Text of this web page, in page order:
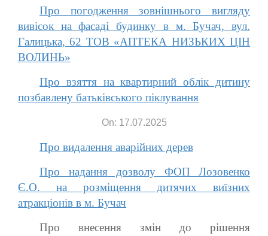
Про погодження зовнішнього вигляду
вивісок на фасаді будинку в м. Бучач, вул.
Галицька, 62 ТОВ «АПТЕКА НИЗЬКИХ ЦІН
ВОЛИНЬ»
Про взяття на квартирний облік дитину
позбавлену батьківського піклування
On: 17.07.2025
Про видалення аварійних дерев
Про надання дозволу ФОП Лозовенко
Є.О. на розміщення дитячих виїзних
атракціонів в м. Бучач
Про внесення змін до рішення